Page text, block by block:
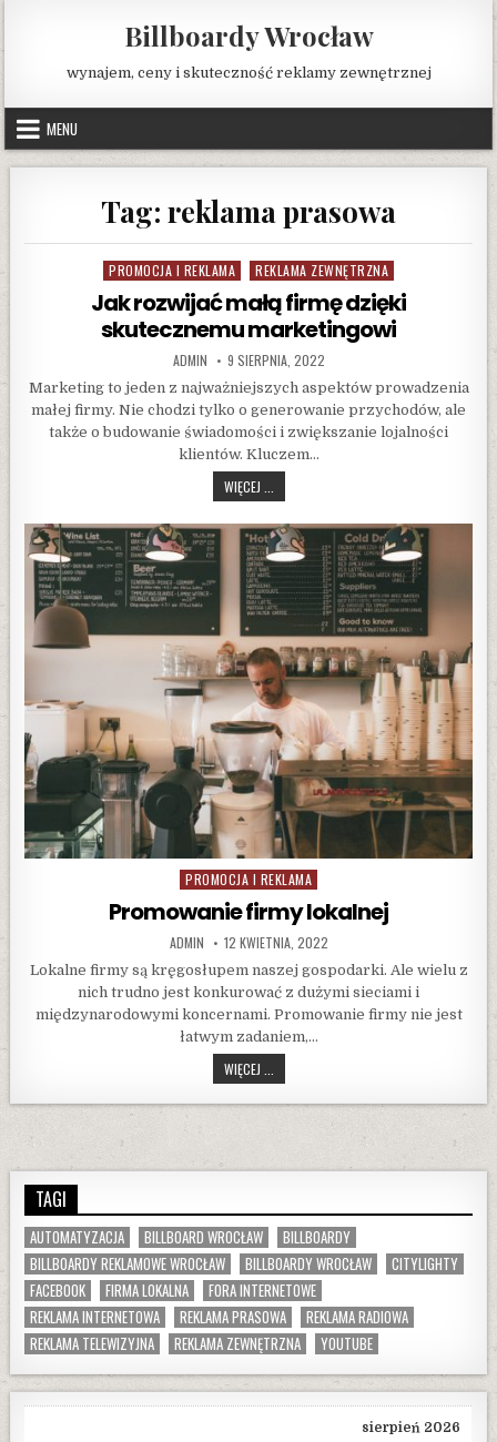
content
Billboardy Wrocław
wynajem, ceny i skuteczność reklamy zewnętrznej
MENU
Tag: reklama prasowa
Posted
in
PROMOCJA I REKLAMA REKLAMA ZEWNĘTRZNA
Jak rozwijać małą firmę dzięki
skutecznemu marketingowi
AUTHOR:
ADMIN PUBLISHED
DATE:
9 SIERPNIA, 2022
Marketing to jeden z najważniejszych aspektów prowadzenia
małej firmy. Nie chodzi tylko o generowanie przychodów, ale
także o budowanie świadomości i zwiększanie lojalności
klientów. Kluczem…
WIĘCEJ ...
ROZWIJAĆ
MAŁĄ
FIRMĘ
DZIĘKI
SKUTECZNEMU
MARKETINGOWI
Posted
PROMOCJA I REKLAMA
Promowanie firmy lokalnej
AUTHOR:
ADMIN PUBLISHED
DATE:
12 KWIETNIA, 2022
Lokalne firmy są kręgosłupem naszej gospodarki. Ale wielu z
nich trudno jest konkurować z dużymi sieciami i
międzynarodowymi koncernami. Promowanie firmy nie jest
łatwym zadaniem,…
WIĘCEJ ...
FIRMY
LOKALNEJ
TAGI
AUTOMATYZACJA BILLBOARD WROCŁAW
BILLBOARDY
BILLBOARDY REKLAMOWE WROCŁAW
BILLBOARDY WROCŁAW
CITYLIGHTY
FACEBOOK
FIRMA LOKALNA
FORA INTERNETOWE
REKLAMA INTERNETOWA
REKLAMA PRASOWA
REKLAMA RADIOWA
REKLAMA TELEWIZYJNA
REKLAMA ZEWNĘTRZNA YOUTUBE
sierpień 2026